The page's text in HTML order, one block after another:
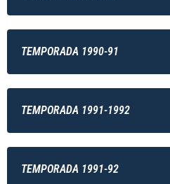
TEMPORADA 1990-91
TEMPORADA 1991-1992
TEMPORADA 1991-92